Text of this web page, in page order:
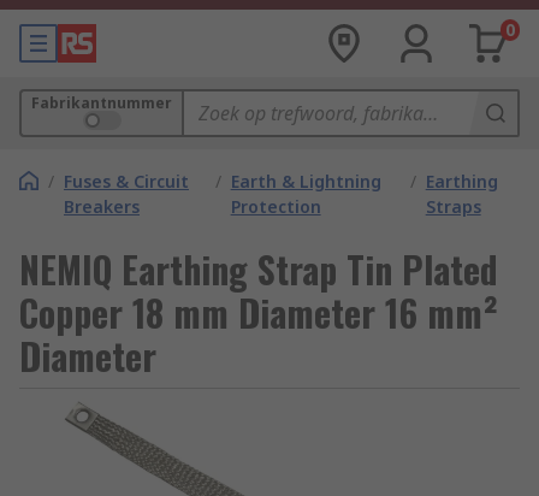
0
Fabrikantnummer
/ Fuses & Circuit
Breakers
/ Earth & Lightning
Protection
/ Earthing
Straps
NEMIQ Earthing Strap Tin Plated
Copper 18 mm Diameter 16 mm²
Diameter